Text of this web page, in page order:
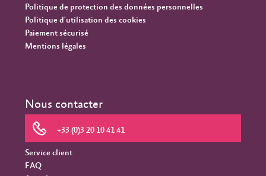
Politique de protection des données personnelles
Politique d'utilisation des cookies
Paiement sécurisé
Mentions légales
Nous contacter
+33 (0)3 20 10 41 41
Service client
FAQ